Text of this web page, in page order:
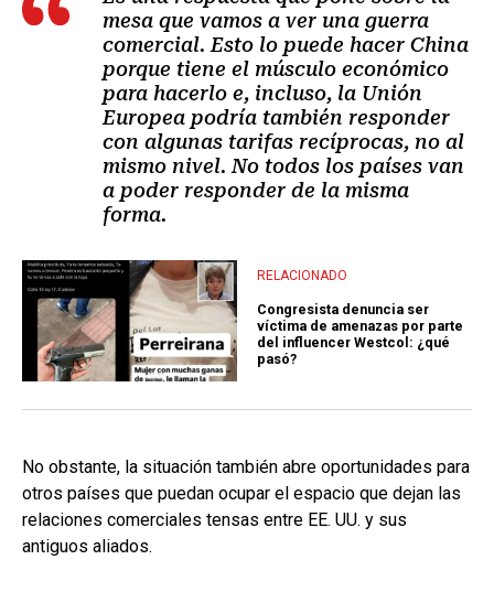
mesa que vamos a ver una guerra
comercial. Esto lo puede hacer China
porque tiene el músculo económico
para hacerlo e, incluso, la Unión
Europea podría también responder
con algunas tarifas recíprocas, no al
mismo nivel. No todos los países van
a poder responder de la misma
forma.
RELACIONADO
Congresista denuncia ser
víctima de amenazas por parte
del influencer Westcol: ¿qué
pasó?
No obstante, la situación también abre oportunidades para
otros países que puedan ocupar el espacio que dejan las
relaciones comerciales tensas entre EE. UU. y sus
antiguos aliados.